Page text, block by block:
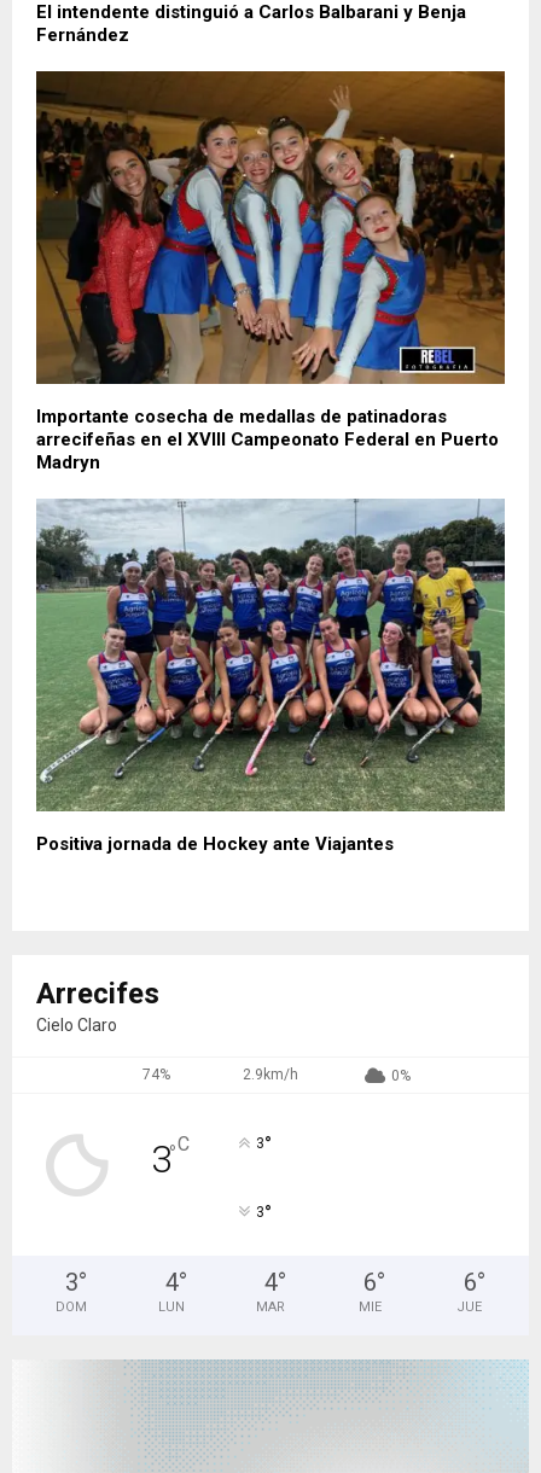
El intendente distinguió a Carlos Balbarani y Benja
Fernández
Importante cosecha de medallas de patinadoras
arrecifeñas en el XVIII Campeonato Federal en Puerto
Madryn
Positiva jornada de Hockey ante Viajantes
Arrecifes
Cielo Claro
74% 2.9km/h 0%
3°C 3°
3°
3°
DOM
4°
LUN
4°
MAR
6°
MIE
6°
JUE